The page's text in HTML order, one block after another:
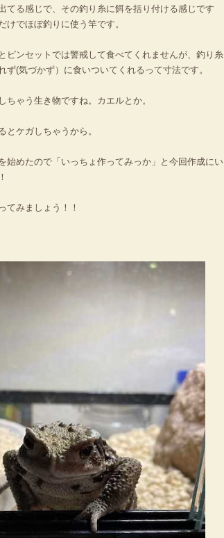
てる感じで、その釣り糸に餌を括り付ける感じです
けでほぼ釣りに使う竿です。
ピンセットでは警戒して食べてくれませんが、釣り糸
ず(気づかず）に食いついてくれるって寸法です。
ちゃう生き物ですね。カエルとか。
とケガしちゃうから。
始めたので「いっちょ作ってみっか」と今回作成にい
てみましょう！！